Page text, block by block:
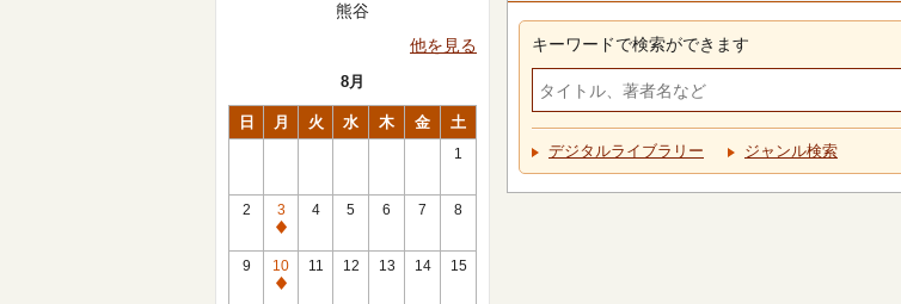
熊谷
他を見る
8月
日 月 火 水 木 金 土
1
2
3
休
館
日
4 5 6 7 8
9
10
休
11 12 13 14 15
キーワードで検索ができます
デジタルライブラリー ジャンル検索